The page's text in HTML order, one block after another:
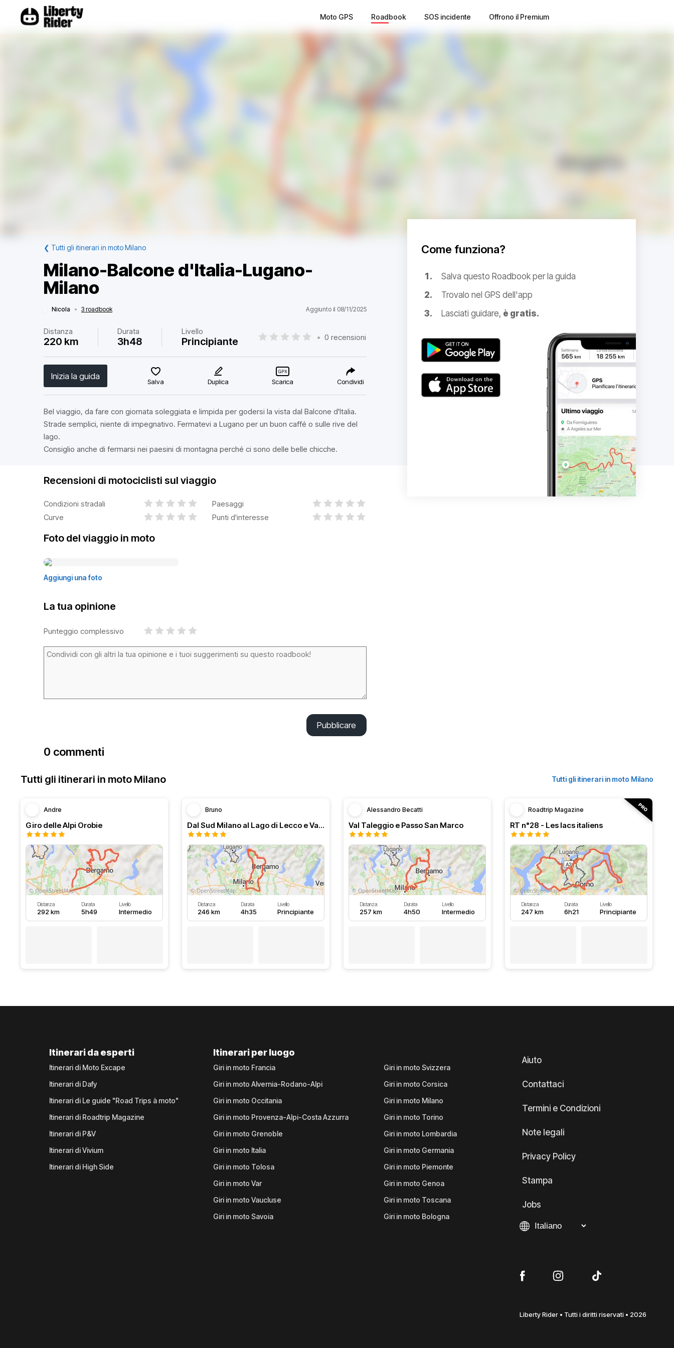
Moto GPS Roadbook SOS incidente Offrono il Premium
❮ Tutti gli itinerari in moto Milano
Milano-Balcone d'Italia-Lugano-
Milano
Nicola • 3 roadbook Aggiunto il 08/11/2025
Distanza
220 km
Durata
3h48
Livello
Principiante • 0 recensioni
Inizia la guida
Salva Duplica Scarica Condividi
Bel viaggio, da fare con giornata soleggiata e limpida per godersi la vista dal Balcone d'Italia.
Strade semplici, niente di impegnativo. Fermatevi a Lugano per un buon caffé o sulle rive del
lago.
Consiglio anche di fermarsi nei paesini di montagna perché ci sono delle belle chicche.
Come funziona?
Salva questo Roadbook per la guida
Trovalo nel GPS dell'app
Lasciati guidare, è gratis.
Recensioni di motociclisti sul viaggio
Condizioni stradali
Paesaggi
Curve
Punti d'interesse
Foto del viaggio in moto
Aggiungi una foto
La tua opinione
Punteggio complessivo
Pubblicare
0 commenti
Tutti gli itinerari in moto Milano Tutti gli itinerari in moto Milano
Andre
Giro delle Alpi Orobie
Distanza
292 km
Durata
5h49
Livello
Intermedio
Bruno
Dal Sud Milano al Lago di Lecco e Valli bergamasche
Distanza
246 km
Durata
4h35
Livello
Principiante
Alessandro Becatti
Val Taleggio e Passo San Marco
Distanza
257 km
Durata
4h50
Livello
Intermedio
Roadtrip Magazine
RT n°28 - Les lacs italiens
Distanza
247 km
Durata
6h21
Livello
Principiante
Itinerari da esperti
Itinerari di Moto Excape
Itinerari di Dafy
Itinerari di Le guide "Road Trips à moto"
Itinerari di Roadtrip Magazine
Itinerari di P&V
Itinerari di Vivium
Itinerari di High Side
Itinerari per luogo
Giri in moto Francia
Giri in moto Alvernia-Rodano-Alpi
Giri in moto Occitania
Giri in moto Provenza-Alpi-Costa Azzurra
Giri in moto Grenoble
Giri in moto Italia
Giri in moto Tolosa
Giri in moto Var
Giri in moto Vaucluse
Giri in moto Savoia
Giri in moto Svizzera
Giri in moto Corsica
Giri in moto Milano
Giri in moto Torino
Giri in moto Lombardia
Giri in moto Germania
Giri in moto Piemonte
Giri in moto Genoa
Giri in moto Toscana
Giri in moto Bologna
Aiuto
Contattaci
Termini e Condizioni
Note legali
Privacy Policy
Stampa
Jobs
Liberty Rider • Tutti i diritti riservati • 2026